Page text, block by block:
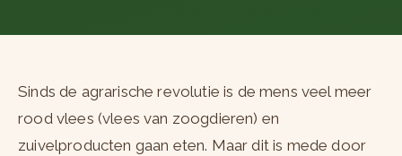
Sinds de agrarische revolutie is de mens veel meer
rood vlees (vlees van zoogdieren) en
zuivelproducten gaan eten. Maar dit is mede door